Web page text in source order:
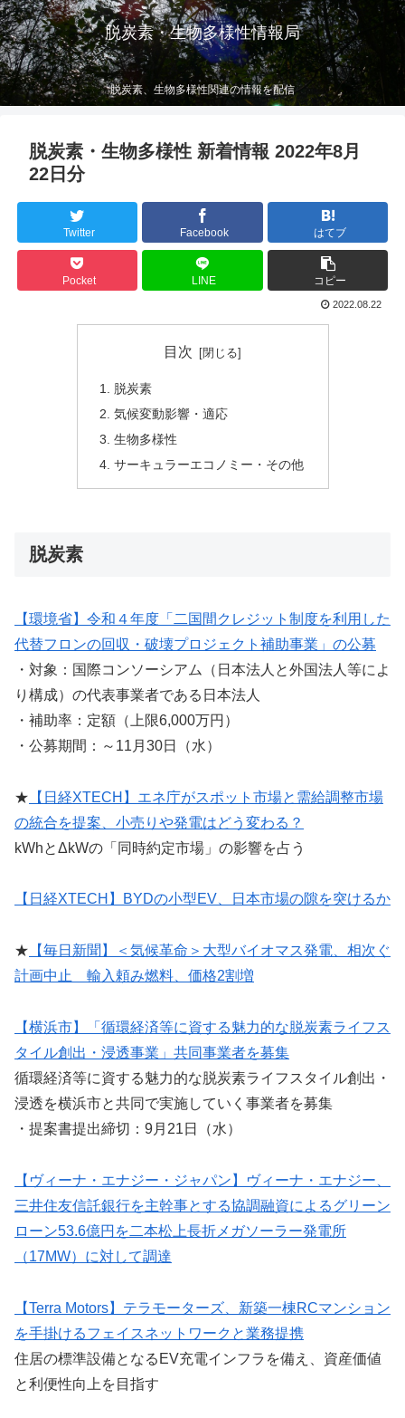
脱炭素・生物多様性情報局
脱炭素、生物多様性関連の情報を配信
脱炭素・生物多様性 新着情報 2022年8月
22日分
Twitter Facebook はてブ
Pocket LINE コピー
2022.08.22
目次
脱炭素
気候変動影響・適応
生物多様性
サーキュラーエコノミー・その他
脱炭素
【環境省】令和４年度「二国間クレジット制度を利用した
代替フロンの回収・破壊プロジェクト補助事業」の公募
・対象：国際コンソーシアム（日本法人と外国法人等によ
り構成）の代表事業者である日本法人
・補助率：定額（上限6,000万円）
・公募期間：～11月30日（水）
★ 【日経XTECH】エネ庁がスポット市場と需給調整市場
の統合を提案、小売りや発電はどう変わる？
kWhとΔkWの「同時約定市場」の影響を占う
【日経XTECH】BYDの小型EV、日本市場の隙を突けるか
★ 【毎日新聞】＜気候革命＞大型バイオマス発電、相次ぐ
計画中止 輸入頼み燃料、価格2割増
【横浜市】「循環経済等に資する魅力的な脱炭素ライフス
タイル創出・浸透事業」共同事業者を募集
循環経済等に資する魅力的な脱炭素ライフスタイル創出・
浸透を横浜市と共同で実施していく事業者を募集
・提案書提出締切：9月21日（水）
【ヴィーナ・エナジー・ジャパン】ヴィーナ・エナジー、
三井住友信託銀行を主幹事とする協調融資によるグリーン
ローン53.6億円を二本松上長折メガソーラー発電所
（17MW）に対して調達
【Terra Motors】テラモーターズ、新築一棟RCマンション
を手掛けるフェイスネットワークと業務提携
住居の標準設備となるEV充電インフラを備え、資産価値
と利便性向上を目指す